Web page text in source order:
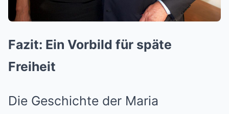
Fazit: Ein Vorbild für späte
Freiheit
Die Geschichte der Maria